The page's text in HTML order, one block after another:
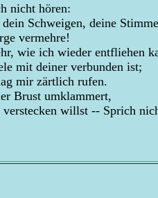
nicht hören:
Schweigen, deine
vermehre!
wie ich wieder entfliehen
mit deiner verbunden ist;
mir zärtlich rufen.
Brust umklammert,
willst -- Sprich